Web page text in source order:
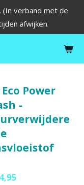
(In verband met de
afwijken.
Eco Power
-